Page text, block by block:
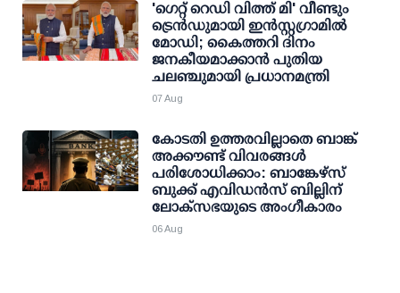
'ഗെറ്റ് റെഡി വിത്ത് മി' വീണ്ടും
ട്രെന്‍ഡുമായി ഇന്‍സ്റ്റഗ്രാമില്‍
മോഡി; കൈത്തറി ദിനം
ജനകീയമാക്കാന്‍ പുതിയ
ചലഞ്ചുമായി പ്രധാനമന്ത്രി
07 Aug
കോടതി ഉത്തരവില്ലാതെ ബാങ്ക്
അക്കൗണ്ട് വിവരങ്ങള്‍
പരിശോധിക്കാം: ബാങ്കേഴ്സ്
ബുക്ക് എവിഡന്‍സ് ബില്ലിന്
ലോക്സഭയുടെ അംഗീകാരം
06 Aug